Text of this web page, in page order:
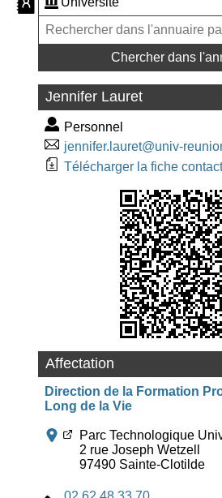
Chercher dans
Jennifer Lauret
Personnel
jennifer.lauret@univ-
Télécharger la fiche
Affectation
Direction de la Formation
Long de la Vie
Parc Technologique
2 rue Joseph Wetzell
97490 Sainte-Clotilde